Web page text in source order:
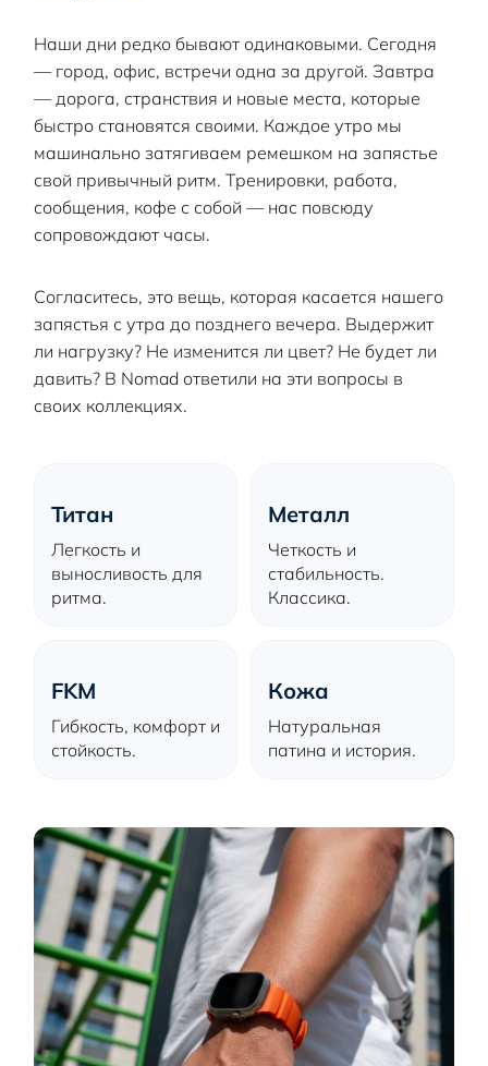
Наши дни редко бывают одинаковыми. Сегодня
— город, офис, встречи одна за другой. Завтра
— дорога, странствия и новые места, которые
быстро становятся своими. Каждое утро мы
машинально затягиваем ремешком на запястье
свой привычный ритм. Тренировки, работа,
сообщения, кофе с собой — нас повсюду
сопровождают часы.
Согласитесь, это вещь, которая касается нашего
запястья с утра до позднего вечера. Выдержит
ли нагрузку? Не изменится ли цвет? Не будет ли
давить? В Nomad ответили на эти вопросы в
своих коллекциях.
Титан
Легкость и
выносливость для
ритма.
Металл
Четкость и
стабильность.
Классика.
FKM
Гибкость, комфорт и
стойкость.
Кожа
Натуральная
патина и история.